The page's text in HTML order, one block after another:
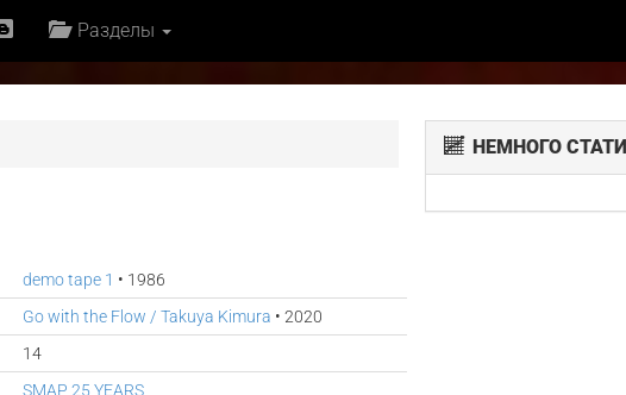
Разделы
demo tape 1 • 1986
Go with the Flow / Takuya Kimura • 2020
14
SMAP 25 YEARS
НЕМНОГО